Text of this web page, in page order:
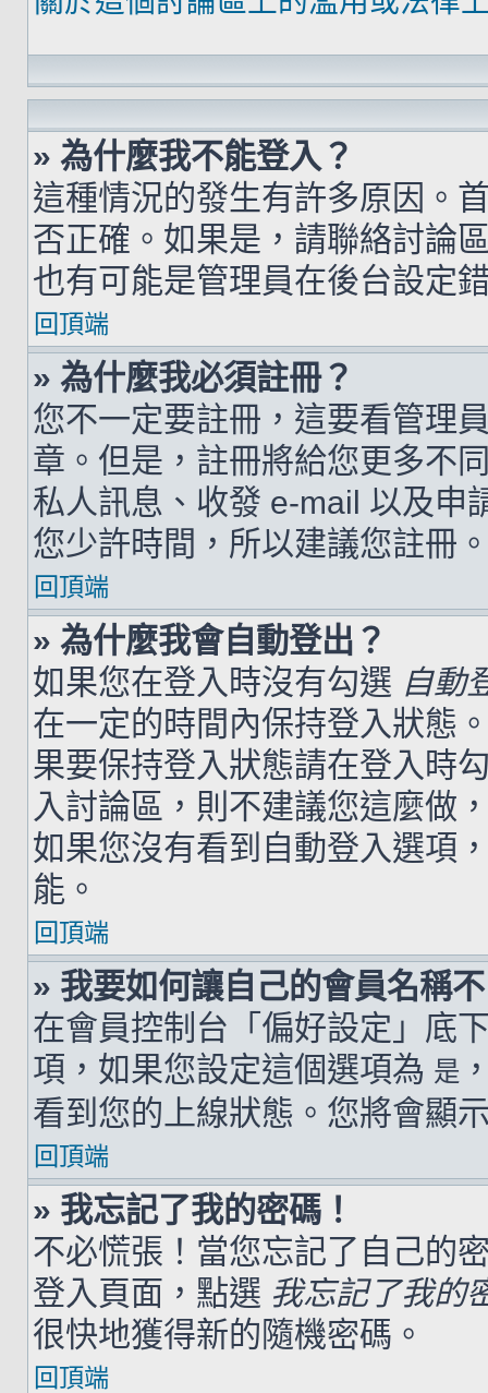
» 為什麼我不能登入？
這種情況的發生有許多原因。
否正確。如果是，請聯絡討論
也有可能是管理員在後台設定
回頂端
» 為什麼我必須註冊？
您不一定要註冊，這要看管理
章。但是，註冊將給您更多不
私人訊息、收發 e-mail 以及申
您少許時間，所以建議您註冊
回頂端
» 為什麼我會自動登出？
如果您在登入時沒有勾選 自動
在一定的時間內保持登入狀態
果要保持登入狀態請在登入時
入討論區，則不建議您這麼做
如果您沒有看到自動登入選項
能。
回頂端
» 我要如何讓自己的會員名稱
在會員控制台「偏好設定」底
項，如果您設定這個選項為 是
看到您的上線狀態。您將會顯
回頂端
» 我忘記了我的密碼！
不必慌張！當您忘記了自己的
登入頁面，點選 我忘記了我的
很快地獲得新的隨機密碼。
回頂端